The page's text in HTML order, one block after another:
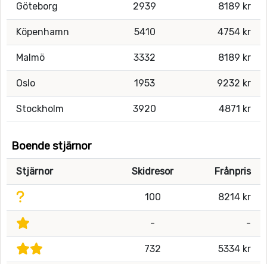
Göteborg 2939 8189 kr
Köpenhamn 5410 4754 kr
Malmö 3332 8189 kr
Oslo 1953 9232 kr
Stockholm 3920 4871 kr
Boende stjärnor
Stjärnor Skidresor Frånpris
100 8214 kr
- -
732 5334 kr